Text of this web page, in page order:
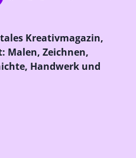
Kreativmagazin,
Malen, Zeichnen,
Handwerk und